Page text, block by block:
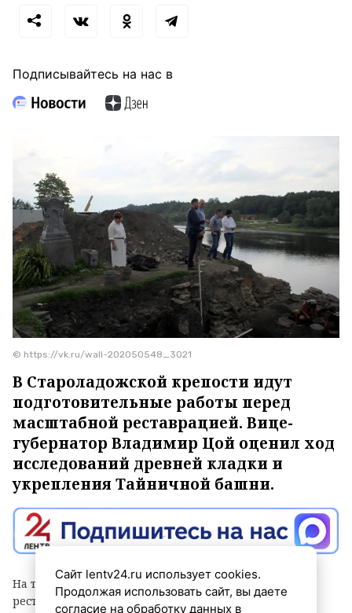
Подписывайтесь на нас в
© https://vk.ru/wall-202050548_3021
В Староладожской крепости идут
подготовительные работы перед
масштабной реставрацией. Вице-
губернатор Владимир Цой оценил ход
исследований древней кладки и
укрепления Тайничной башни.
На территории Староладожской крепости ведутся
реставрационные и археологические работы. Ход
Сайт lentv24.ru использует cookies.
Продолжая использовать сайт, вы даете
согласие на обработку данных в